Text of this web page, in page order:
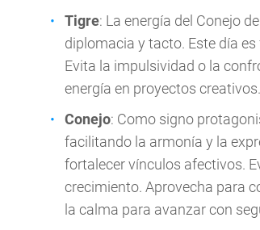
Tigre: La energía del Conejo
diplomacia y tacto. Este día
Evita la impulsividad o la
energía en proyectos
Conejo: Como signo
facilitando la armonía y la
fortalecer vínculos afectivos.
crecimiento. Aprovecha para
la calma para avanzar con